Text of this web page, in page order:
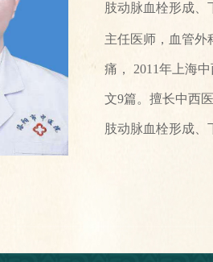
肢动脉血栓形成、
主任医师，血管外
痛， 2011年上海
文9篇。擅长中西
肢动脉血栓形成、